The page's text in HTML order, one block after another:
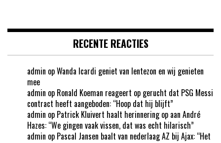
RECENTE REACTIES
admin opWanda Icardi geniet van lentezon en wij genieten
mee
admin op Ronald Koeman reageert op gerucht dat PSG Messi
contract heeft aangeboden: “Hoop dat hij blijft”
admin op Patrick Kluivert haalt herinnering op aan André
Hazes: “We gingen vaak vissen, dat was echt hilarisch”
admin op Pascal Jansen baalt van nederlaag AZ bij Ajax: “Het